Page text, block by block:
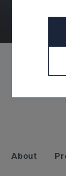
About